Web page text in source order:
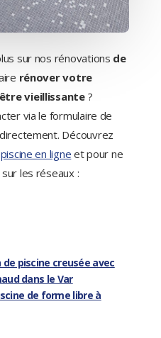
sur nos rénovations de
rénover votre
vieillissante?
via le formulaire de
Découvrez
en ligne et pour ne
les réseaux :
piscine creusée avec
dans le Var
de forme libre à